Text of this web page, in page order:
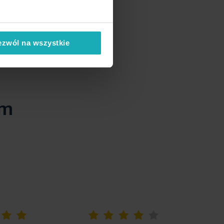
na wszystkie